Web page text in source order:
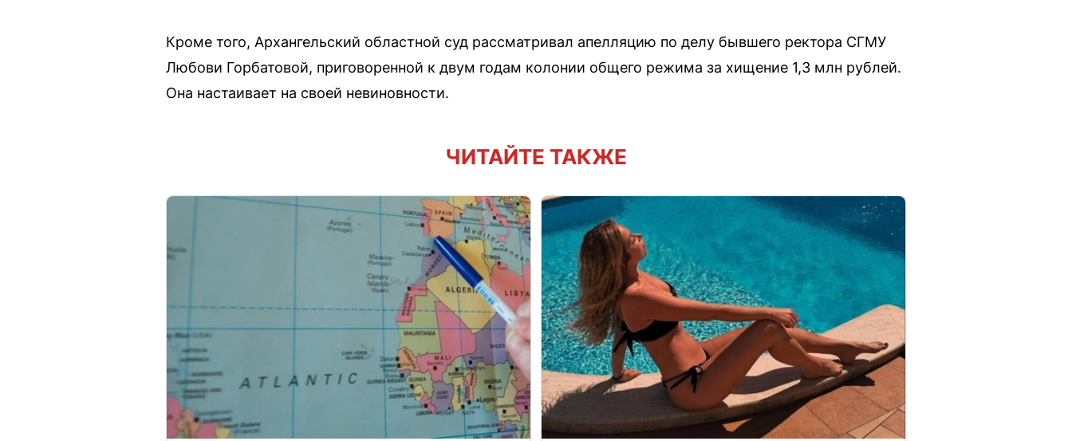
Кроме того, Архангельский областной суд рассматривал апелляцию по делу бывшего ректора СГМУ
Любови Горбатовой, приговоренной к двум годам колонии общего режима за хищение 1,3 млн рублей.
Она настаивает на своей невиновности.
ЧИТАЙТЕ ТАКЖЕ